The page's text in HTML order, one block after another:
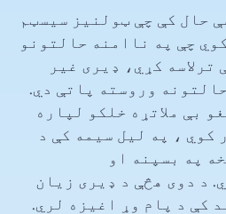
حال کې چې ټولنیز سیسټم
چې په ناامنه حالتونو
کړي، ډیری غیر
وروسته پاتې دي.
بې ملاتړه خلکو لپاره
کوي ، په لیل سیمه کې د
په بسپنه او
د دوی هڅې د ډیری زیان
کې د پام وړ اغیزه لري.